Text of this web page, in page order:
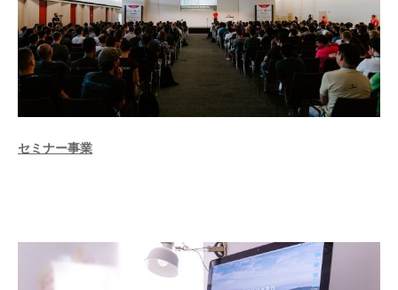
セミナー事業